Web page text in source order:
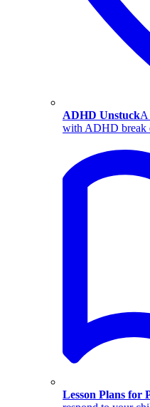
ADHD UnstuckA
with ADHD break
Lesson Plans for